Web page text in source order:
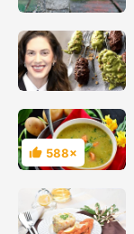
Hodnocení
588×